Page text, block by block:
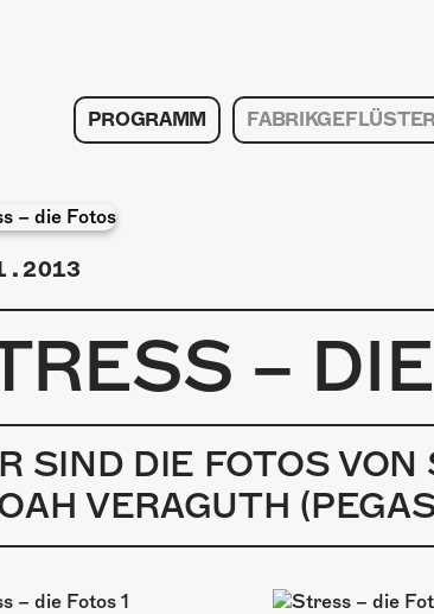
PROGRAMM
–
SIND DIE FOTOS
VERAGUTH